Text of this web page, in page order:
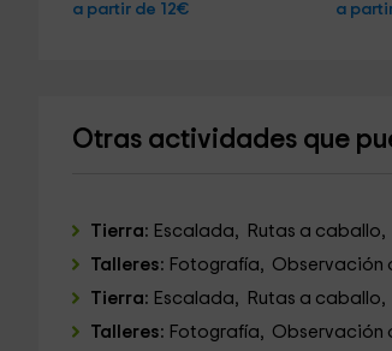
a partir de 12€ a
Otras actividades que
Tierra: Escalada, Rutas a caballo,
Talleres: Fotografía, Observación
Tierra: Escalada, Rutas a caballo,
Talleres: Fotografía, Observación